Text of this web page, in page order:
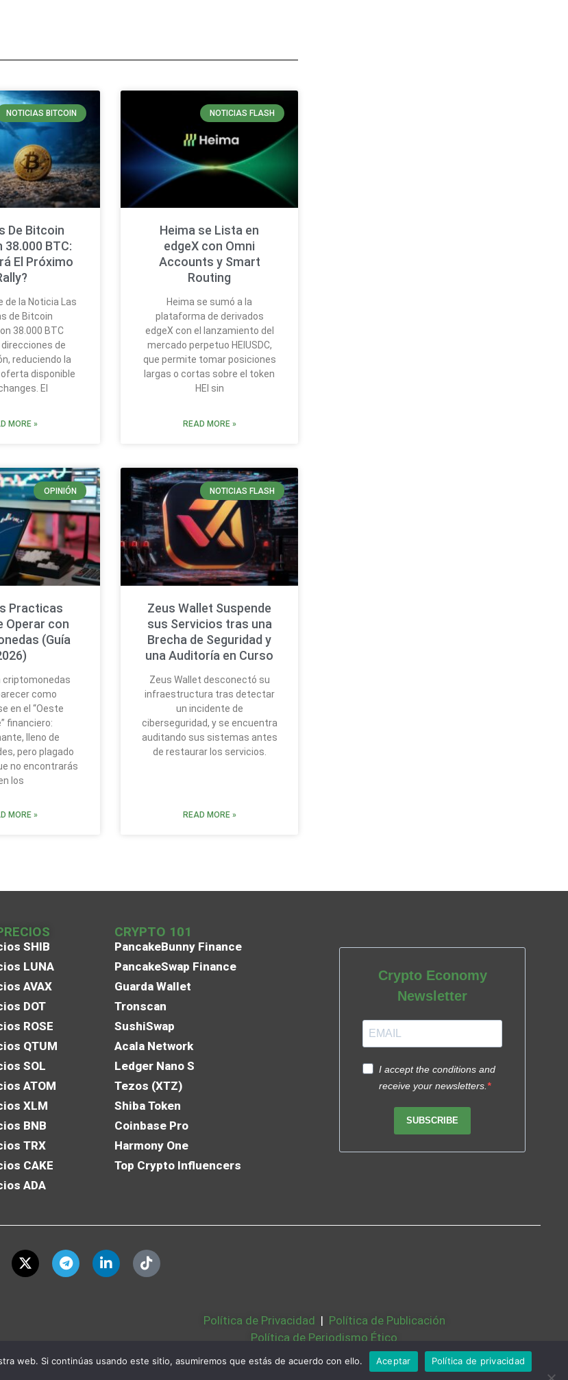
NOTICIAS BITCOIN
De Bitcoin
38.000 BTC:
El Próximo
de la Noticia Las
de Bitcoin
38.000 BTC
de
reduciendo la
disponible
El
MORE »
NOTICIAS FLASH
Heima se Lista en
edgeX con Omni
Accounts y Smart
Routing
Heima se sumó a la
plataforma de derivados
edgeX con el lanzamiento del
mercado perpetuo HEIUSDC,
que permite tomar posiciones
largas o cortas sobre el token
HEI sin
READ MORE »
OPINIÓN
Practicas
Operar con
(Guía
criptomonedas
como
en el “Oeste
financiero:
lleno de
pero plagado
no encontrarás
los
MORE »
NOTICIAS FLASH
Zeus Wallet Suspende
sus Servicios tras una
Brecha de Seguridad y
una Auditoría en Curso
Zeus Wallet desconectó su
infraestructura tras detectar
un incidente de
ciberseguridad, y se encuentra
auditando sus sistemas antes
de restaurar los servicios.
READ MORE »
SHIB
LUNA
AVAX
DOT
ROSE
QTUM
SOL
ATOM
XLM
BNB
TRX
CAKE
ADA
CRYPTO 101
PancakeBunny Finance
PancakeSwap Finance
Guarda Wallet
Tronscan
SushiSwap
Acala Network
Ledger Nano S
Tezos (XTZ)
Shiba Token
Coinbase Pro
Harmony One
Top Crypto Influencers
Crypto Economy
Newsletter
I accept the conditions and
receive your newsletters.
SUBSCRIBE
Política de Privacidad | Política de Publicación
Política de Periodismo Ético
Política Cookies
Bases Legales Partners | Sobre Nosotros
web. Si continúas usando este sitio, asumiremos que estás de acuerdo con ello. Aceptar Política de privacidad